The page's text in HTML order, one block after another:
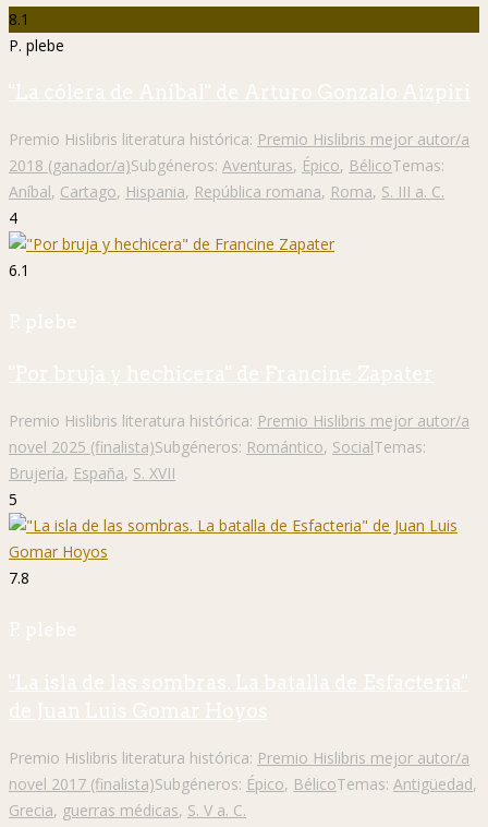
8.1
P. plebe
"La cólera de Aníbal" de Arturo Gonzalo Aizpiri
Premio Hislibris literatura histórica: Premio Hislibris mejor autor/a
2018 (ganador/a)Subgéneros: Aventuras, Épico, BélicoTemas:
Aníbal, Cartago, Hispania, República romana, Roma, S. III a. C.
4
6.1
P. plebe
"Por bruja y hechicera" de Francine Zapater
Premio Hislibris literatura histórica: Premio Hislibris mejor autor/a
novel 2025 (finalista)Subgéneros: Romántico, SocialTemas:
Brujería, España, S. XVII
5
7.8
P. plebe
"La isla de las sombras. La batalla de Esfacteria"
de Juan Luis Gomar Hoyos
Premio Hislibris literatura histórica: Premio Hislibris mejor autor/a
novel 2017 (finalista)Subgéneros: Épico, BélicoTemas: Antigüedad,
Grecia, guerras médicas, S. V a. C.